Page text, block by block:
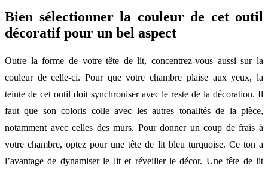
Bien sélectionner la couleur de cet outil
décoratif pour un bel aspect
Outre la forme de votre tête de lit, concentrez-vous aussi sur la
couleur de celle-ci. Pour que votre chambre plaise aux yeux, la
teinte de cet outil doit synchroniser avec le reste de la décoration. Il
faut que son coloris colle avec les autres tonalités de la pièce,
notamment avec celles des murs. Pour donner un coup de frais à
votre chambre, optez pour une tête de lit bleu turquoise. Ce ton a
l’avantage de dynamiser le lit et réveiller le décor. Une tête de lit